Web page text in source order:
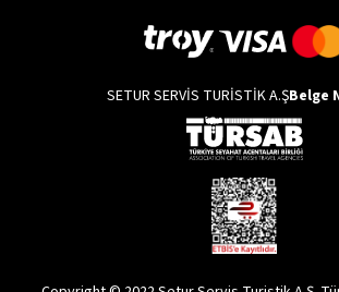
SETUR SERVİS TURİSTİK A.ŞBelge